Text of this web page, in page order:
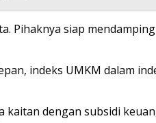
Pihaknya siap
indeks UMKM dalam
dengan subsidi